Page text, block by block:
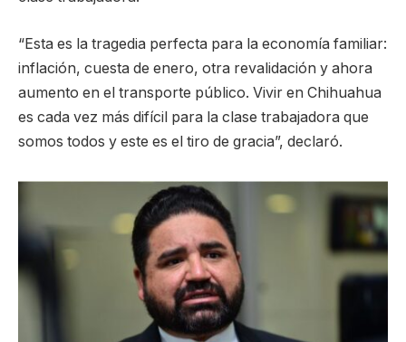
“Esta es la tragedia perfecta para la economía familiar:
inflación, cuesta de enero, otra revalidación y ahora
aumento en el transporte público. Vivir en Chihuahua
es cada vez más difícil para la clase trabajadora que
somos todos y este es el tiro de gracia”, declaró.